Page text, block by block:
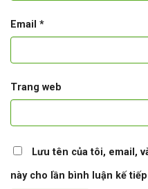
Email *
Trang web
Lưu tên của tôi, email,
này cho lần bình luận kế